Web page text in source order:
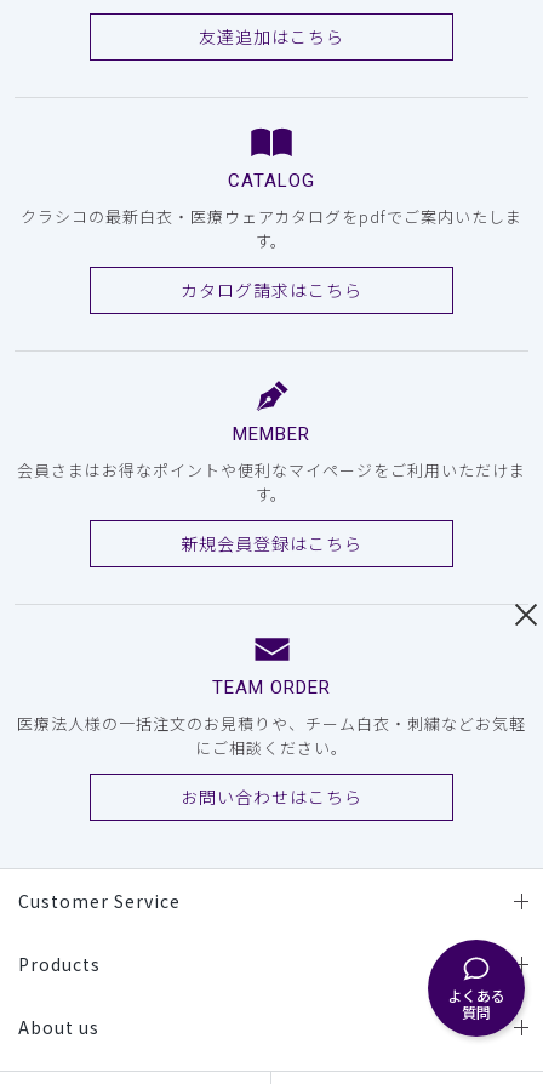
よくある
質問
友達追加はこちら
CATALOG
クラシコの最新白衣・医療ウェアカタログをpdfでご案内いたしま
す。
カタログ請求はこちら
MEMBER
会員さまはお得なポイントや便利なマイページをご利用いただけま
す。
新規会員登録はこちら
TEAM ORDER
医療法人様の一括注文のお見積りや、チーム白衣・刺繍などお気軽
にご相談ください。
お問い合わせはこちら
Customer Service
Products
About us